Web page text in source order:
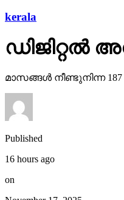
kerala
ഡിജിറ്റല്‍
മാസങ്ങള്‍ നീണ്ടുനിന്ന
Published
16 hours ago
on